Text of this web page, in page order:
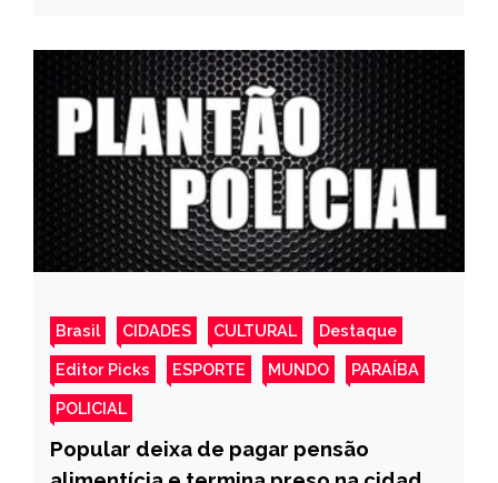
Brasil CIDADES CULTURAL Destaque
Editor Picks ESPORTE MUNDO PARAÍBA
POLICIAL
Popular deixa de pagar pensão